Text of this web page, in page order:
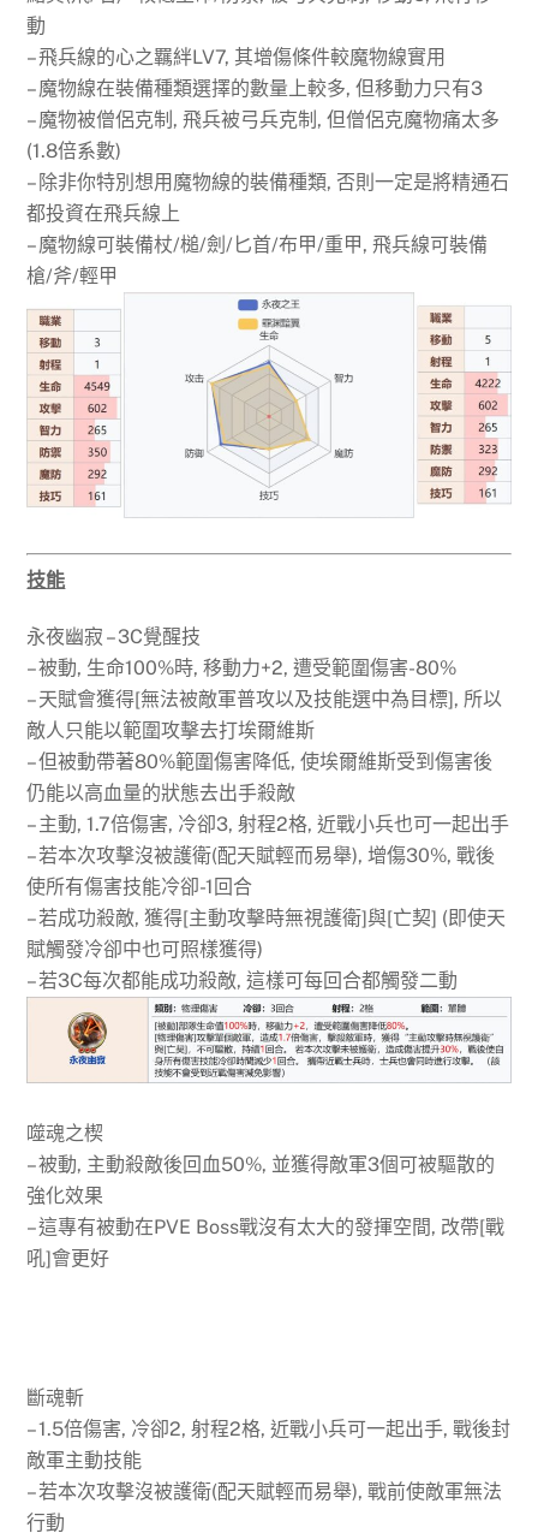
動
– 飛兵線的心之羈絆LV7, 其增傷條件較魔物線實用
– 魔物線在裝備種類選擇的數量上較多, 但移動力只有3
– 魔物被僧侶克制, 飛兵被弓兵克制, 但僧侶克魔物痛太多
(1.8倍系數)
– 除非你特別想用魔物線的裝備種類, 否則一定是將精通石
都投資在飛兵線上
– 魔物線可裝備杖/槌/劍/匕首/布甲/重甲, 飛兵線可裝備
槍/斧/輕甲
技能
永夜幽寂 – 3C覺醒技
– 被動, 生命100%時, 移動力+2, 遭受範圍傷害-80%
– 天賦會獲得[無法被敵軍普攻以及技能選中為目標], 所以
敵人只能以範圍攻擊去打埃爾維斯
– 但被動帶著80%範圍傷害降低, 使埃爾維斯受到傷害後
仍能以高血量的狀態去出手殺敵
– 主動, 1.7倍傷害, 冷卻3, 射程2格, 近戰小兵也可一起出手
– 若本次攻擊沒被護衛(配天賦輕而易舉), 增傷30%, 戰後
使所有傷害技能冷卻-1回合
– 若成功殺敵, 獲得[主動攻擊時無視護衛]與[亡契] (即使天
賦觸發冷卻中也可照樣獲得)
– 若3C每次都能成功殺敵, 這樣可每回合都觸發二動
噬魂之楔
– 被動, 主動殺敵後回血50%, 並獲得敵軍3個可被驅散的
強化效果
– 這專有被動在PVE Boss戰沒有太大的發揮空間, 改帶[戰
吼]會更好
斷魂斬
– 1.5倍傷害, 冷卻2, 射程2格, 近戰小兵可一起出手, 戰後封
敵軍主動技能
– 若本次攻擊沒被護衛(配天賦輕而易舉), 戰前使敵軍無法
行動